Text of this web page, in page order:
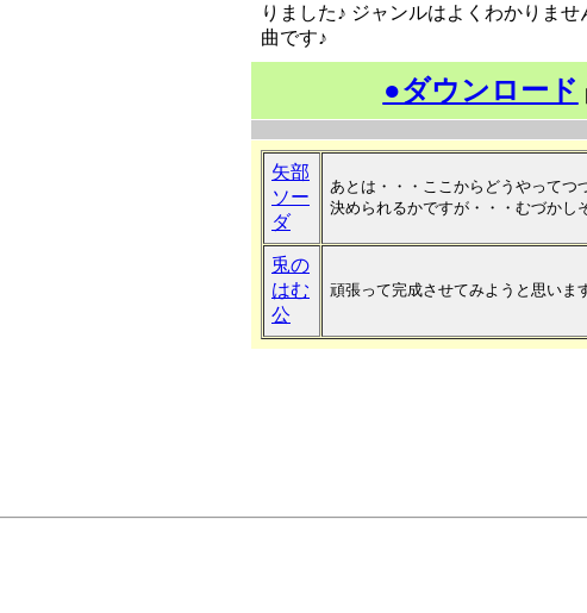
りました♪ ジャンルはよくわかりませ
曲です♪
●ダウンロード ｜
矢部
ソー
ダ
あとは・・・ここからどうやってつ
決められるかですが・・・むづかし
兎の
はむ
公
頑張って完成させてみようと思いま